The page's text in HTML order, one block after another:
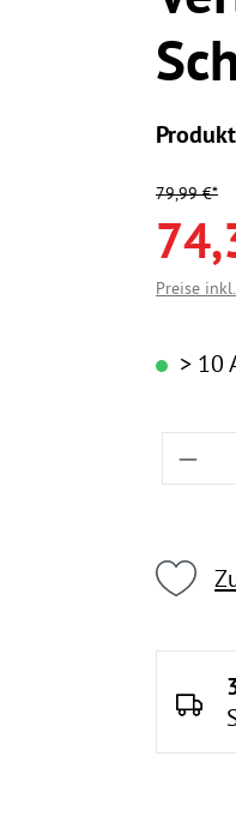
79,99 €*
Preise
> 10